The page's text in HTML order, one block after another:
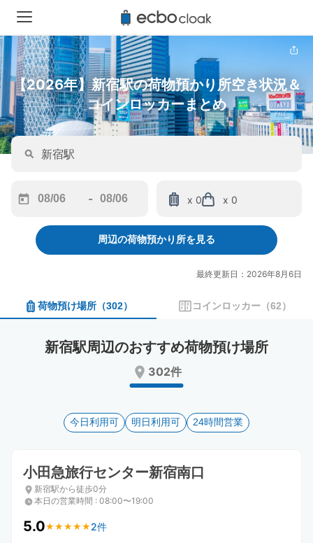
【2026年】新宿駅の荷物預かり所空き状況＆
コインロッカーまとめ
forward
interact
calendar
and
date.
the
keyboard
shortcuts
for
changing
dates.
-
backward
to
interact
and
a
date.
mark
key
the
keyboard
shortcuts
for
changing
dates.
x 0 x 0
周辺の荷物預かり所を見る
最終更新日：2026年8月6日
荷物預け場所 （302） コインロッカー （62）
新宿駅周辺のおすすめ荷物預け場所
302件
今日利用可 明日利用可 24時間営業
小田急旅行センター新宿南口
新宿駅から徒歩0分
本日の営業時間 : 08:00〜19:00
5.0★ ★ ★ ★ ★
★ ★ ★ ★ ★ 2件